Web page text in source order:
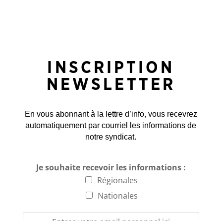
INSCRIPTION
NEWSLETTER
En vous abonnant à la lettre d’info, vous recevrez
automatiquement par courriel les informations de
notre syndicat.
Je souhaite recevoir les informations :
Régionales
Nationales